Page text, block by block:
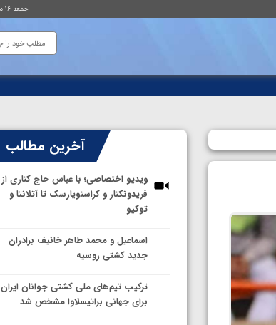
جمعه ۱۶ مرداد ۱۴۰۵ ساعت : ۱۲:۰۴
آخرین مطالب
ویدیو اختصاصی؛ با عباس حاج کناری از
فریدونکنار و کراسنویارسک تا آتلانتا و
توکیو
اسماعیل و محمد طاهر خانیف برادران
جدید کشتی روسیه
ترکیب تیم‌های ملی کشتی جوانان ایران
برای جهانی براتیسلاوا مشخص شد